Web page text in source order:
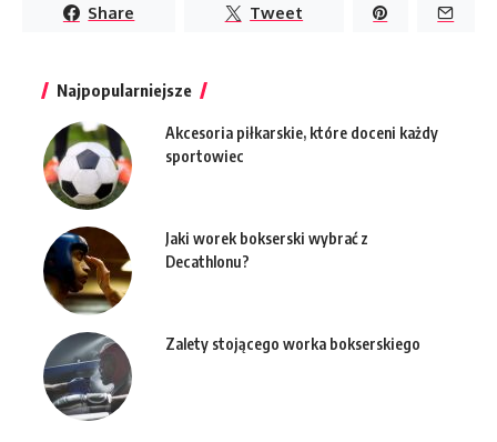
Share Tweet
Najpopularniejsze
Akcesoria piłkarskie, które doceni każdy
sportowiec
Jaki worek bokserski wybrać z
Decathlonu?
Zalety stojącego worka bokserskiego